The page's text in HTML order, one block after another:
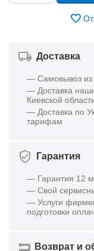
Доставка
— Самовывоз из
— Доставка
Киевской
— Доставка по
тарифам
Гарантия
— Гарантия 12
— Свой
— Услуги
подготовки
Возврат и